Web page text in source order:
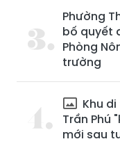
Phường
bố quyết
Phòng
trường
Khu
Trần Phú
mới sau